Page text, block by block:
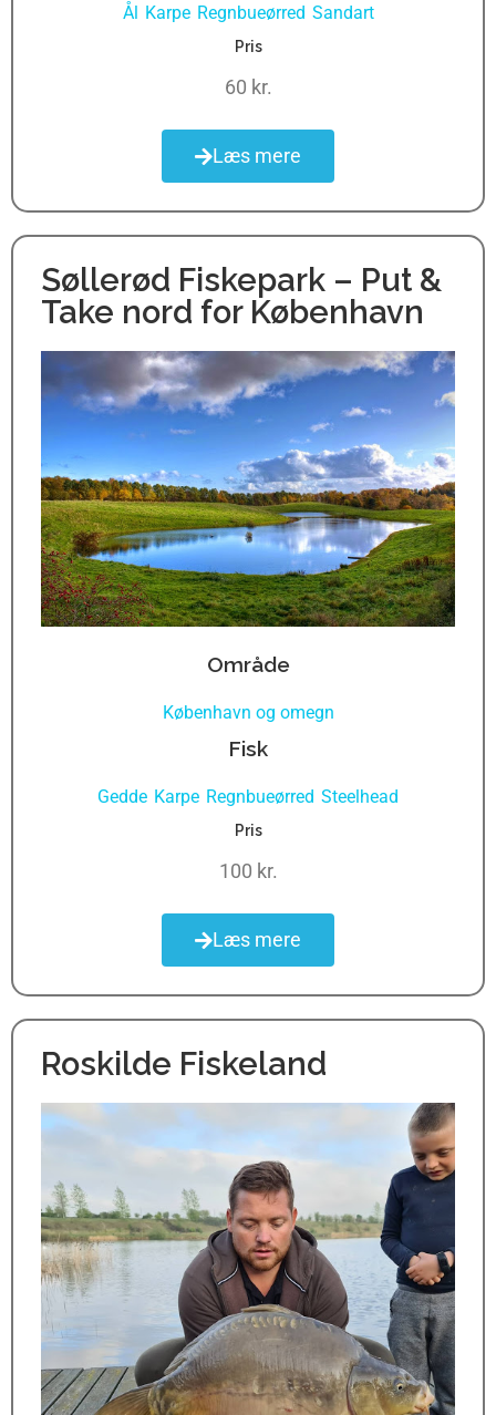
Ål Karpe, Regnbueørred Sandart
Pris
60 kr.
Læs mere
Søllerød Fiskepark – Put &
Take nord for København
Område
København og omegn
Fisk
Gedde Karpe Regnbueørred Steelhead
Pris
100 kr.
Læs mere
Roskilde Fiskeland